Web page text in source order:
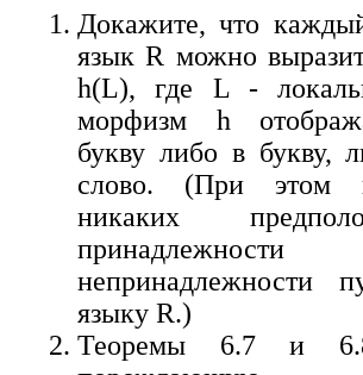
Докажите, что
язык R можно
h(L), где L -
морфизм h
букву либо в букву,
слово. (При этом
никаких
непринадлежности
языку R.)
Теоремы 6.7 и